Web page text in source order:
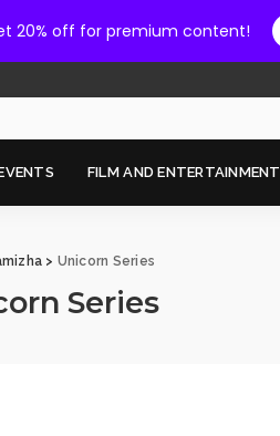
20% off for premium content!
FILM AND ENTERTAINMENT
> Unicorn Series
Series